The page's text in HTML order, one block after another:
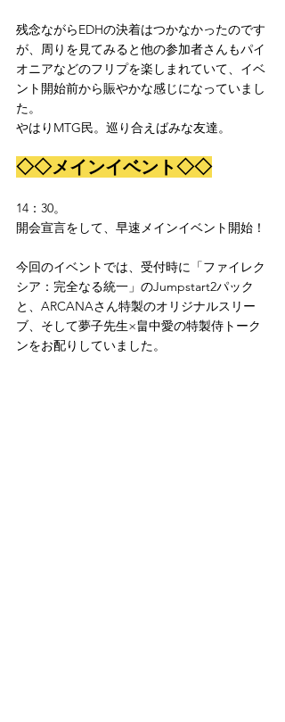
残念ながらEDHの決着はつかなかったのです
が、周りを見てみると他の参加者さんもパイ
オニアなどのフリプを楽しまれていて、イベ
ント開始前から賑やかな感じになっていまし
た。
やはりMTG民。巡り合えばみな友達。
◇◇メインイベント◇◇
14：30。
開会宣言をして、早速メインイベント開始！
今回のイベントでは、受付時に「ファイレク
シア：完全なる統一」のJumpstart2パック
と、ARCANAさん特製のオリジナルスリー
ブ、そして夢子先生×畠中愛の特製侍トーク
ンをお配りしていました。